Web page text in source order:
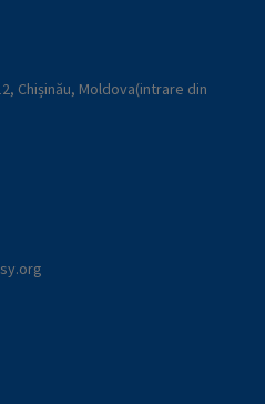
Chișinău, Moldova(intrare din